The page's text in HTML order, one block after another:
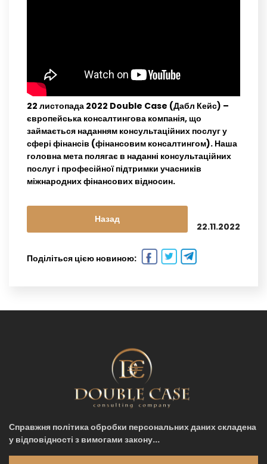
22 листопада 2022 Double Case (Дабл Кейс) –
європейська консалтингова компанія, що
займається наданням консультаційних послуг у
сфері фінансів (фінансовим консалтингом). Наша
головна мета полягає в наданні консультаційних
послуг і професійної підтримки учасників
міжнародних фінансових відносин.
Назад
22.11.2022
Поділіться цією новиною:
Справжня політика обробки персональних даних складена
у відповідності з вимогами закону...